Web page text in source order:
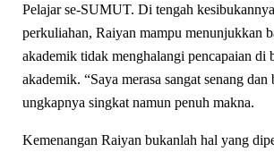
Pelajar se-SUMUT. Di tengah
perkuliahan, Raiyan mampu menunjukkan
akademik tidak menghalangi pencapaian di
akademik. “Saya merasa sangat senang dan
ungkapnya singkat namun penuh makna.
Kemenangan Raiyan bukanlah hal yang